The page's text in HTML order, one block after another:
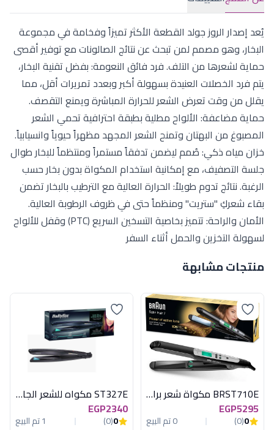
يُعد إصدار الروز جولد القطعة الأكثر تميزاً وفخامة في مجموعة
البخار، وهو مصمم لمن تبحث عن نتائج الصالونات مع توفير أقصى
حماية لشعرها من التلف. فرد فائق النعومة: بفضل تقنية البخار،
يتم فرد الخصلات العنيدة بسهولة أكبر وبعدد تمريرات أقل، مما
يقلل من وقت تعرض الشعر للحرارة المباشرة ويمنع التقصف.
حماية مضاعفة: الألواح مطلية بطبقة احترافية تحمي الشعر
المصبوغ من البهتان وتمنح الشعر المجهد مظهراً حيوياً وانسيابياً.
خزان مياه ذكي: صُمم ليضمن تدفقاً مستمراً ومنتظماً للبخار طوال
جلسة التصفيف، مع إمكانية استخدام المكواة بدون بخار حسب
الرغبة. نتائج تدوم طويلاً: الحرارة العالية مع الترطيب بالبخار تضمن
بقاء شعركِ "ستريت" ومنظماً حتى في ظروف الرطوبة العالية.
الأمان والراحة: تتميز بخاصية التسخين السريع (PTC) وقفل للألواح
لسهولة التخزين والحمل أثناء السفر
منتجات مشابهة
BRST710E مكواة شعر براون
EGP5295
0
(0)
0 تم البيع
ST327E مكواه للشعر الجاف والرطب
EGP2340
0
(0)
1 تم البيع